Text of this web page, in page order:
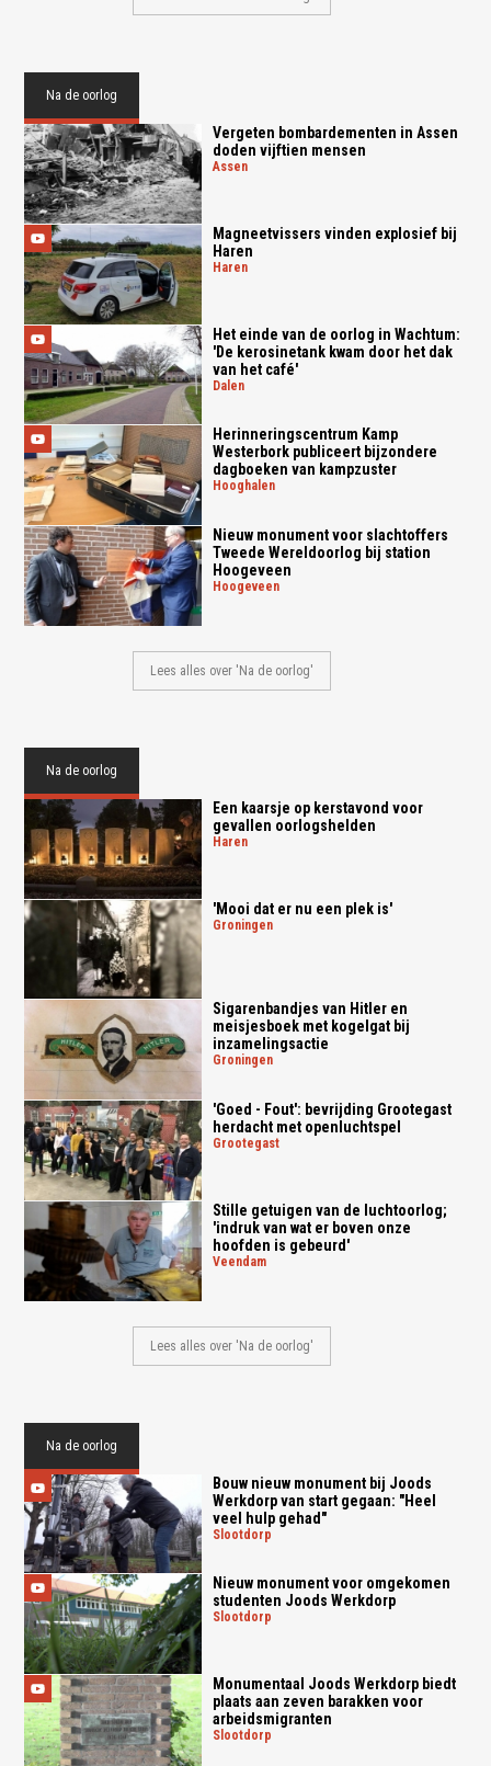
Na de oorlog
Vergeten bombardementen in Assen
doden vijftien mensen
assen
Magneetvissers vinden explosief bij
Haren
haren
Het einde van de oorlog in Wachtum:
'De kerosinetank kwam door het dak
van het café'
dalen
Herinneringscentrum Kamp
Westerbork publiceert bijzondere
dagboeken van kampzuster
hooghalen
Nieuw monument voor slachtoffers
Tweede Wereldoorlog bij station
Hoogeveen
hoogeveen
Lees alles over 'Na de oorlog'
Na de oorlog
Een kaarsje op kerstavond voor
gevallen oorlogshelden
haren
'Mooi dat er nu een plek is'
groningen
Sigarenbandjes van Hitler en
meisjesboek met kogelgat bij
inzamelingsactie
groningen
'Goed - Fout': bevrijding Grootegast
herdacht met openluchtspel
grootegast
Stille getuigen van de luchtoorlog;
'indruk van wat er boven onze
hoofden is gebeurd'
veendam
Lees alles over 'Na de oorlog'
Na de oorlog
Bouw nieuw monument bij Joods
Werkdorp van start gegaan: "Heel
veel hulp gehad"
slootdorp
Nieuw monument voor omgekomen
studenten Joods Werkdorp
slootdorp
Monumentaal Joods Werkdorp biedt
plaats aan zeven barakken voor
arbeidsmigranten
slootdorp